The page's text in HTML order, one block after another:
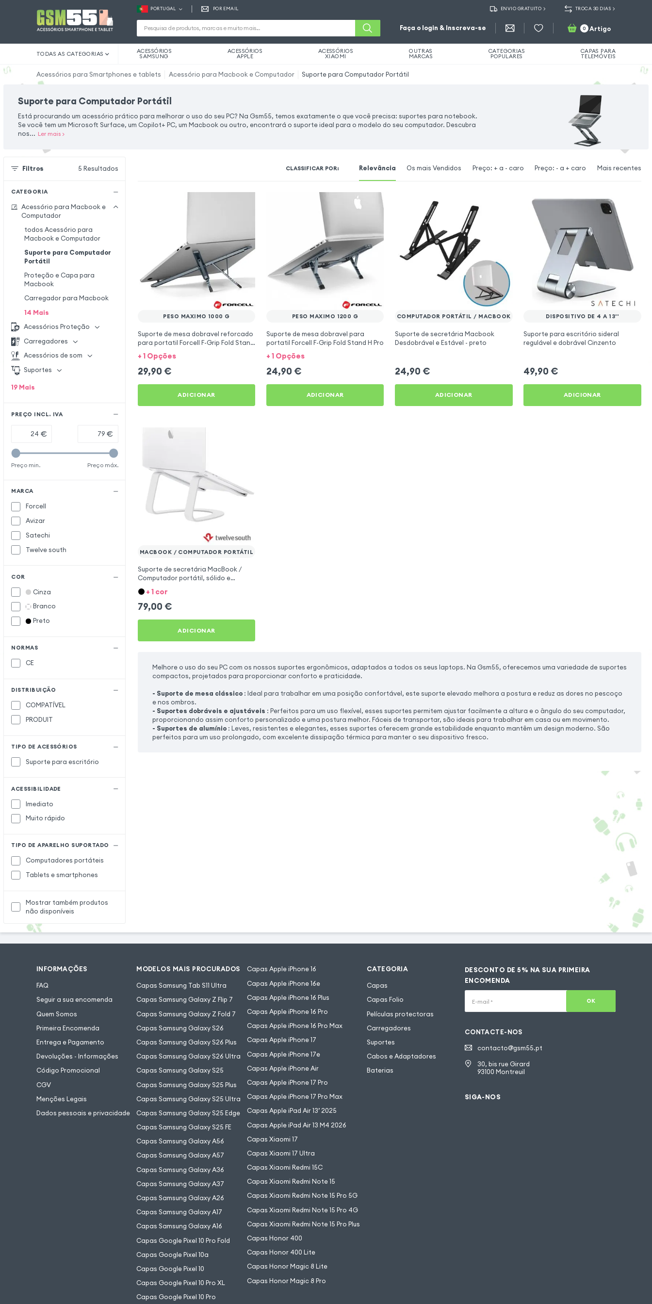
PORTUGAL POR EMAIL ENVIO GRATUITO TROCA 30 DIAS
Faça o login & Inscreva-se 0 Artigo
TODAS AS CATEGORIAS ACESSÓRIOS
SAMSUNG
ACESSÓRIOS
APPLE
ACESSÓRIOS
XIAOMI
OUTRAS
MARCAS
CATEGORIAS
POPULARES
CAPAS PARA
TELEMÓVEIS
Acessórios para Smartphones e tablets Acessório para Macbook e Computador Suporte para Computador Portátil
Suporte para Computador Portátil
Está procurando um acessório prático para melhorar o uso do seu PC? Na Gsm55, temos exatamente o que você precisa: suportes para notebook.
Se você tem um Microsoft Surface, um Copilot+ PC, um Macbook ou outro, encontrará o suporte ideal para o modelo do seu computador. Descubra
nos... Ler mais>
Filtros 5 Resultados
CATEGORIA
Acessório para Macbook e
Computador
todos Acessório para
Macbook e Computador
Suporte para Computador
Portátil
Proteção e Capa para
Macbook
Carregador para Macbook
14 Mais
Acessórios Proteção
Carregadores
Acessórios de som
Suportes
19 Mais
PREÇO INCL. IVA
€ €
Preço min. Preço máx.
MARCA
Forcell
Avizar
Satechi
Twelve south
COR
Cinza
Branco
Preto
NORMAS
CE
DISTRIBUIÇÃO
COMPATÍVEL
PRODUIT
TIPO DE ACESSÓRIOS
Suporte para escritório
ACESSIBILIDADE
Imediato
Muito rápido
TIPO DE APARELHO SUPORTADO
Computadores portáteis
Tablets e smartphones
Mostrar também produtos
não disponíveis
CLASSIFICAR POR: Relevância Os mais Vendidos Preço: + a - caro Preço: - a + caro Mais recentes
PESO MAXIMO 1000 G
Suporte de mesa dobravel reforcado
para portatil Forcell F-Grip Fold Stand
X Pro
+ 1 Opções
29,90 €
ADICIONAR
PESO MAXIMO 1200 G
Suporte de mesa dobravel para
portatil Forcell F-Grip Fold Stand H Pro
+ 1 Opções
24,90 €
ADICIONAR
COMPUTADOR PORTÁTIL / MACBOOK
Suporte de secretária Macbook
Desdobrável e Estável - preto
24,90 €
ADICIONAR
DISPOSITIVO DE 4 A 13''
Suporte para escritório sideral
regulável e dobrável Cinzento
49,90 €
ADICIONAR
MACBOOK / COMPUTADOR PORTÁTIL
Suporte de secretária MacBook /
Computador portátil, sólido e
robusto, Twelve South Curve - Branco
+ 1 cor
79,00 €
ADICIONAR
Melhore o uso do seu PC com os nossos suportes ergonômicos, adaptados a todos os seus laptops. Na Gsm55, oferecemos uma variedade de suportes
compactos, projetados para proporcionar conforto e praticidade.
- Suporte de mesa clássico: Ideal para trabalhar em uma posição confortável, este suporte elevado melhora a postura e reduz as dores no pescoço
e nos ombros.
- Suportes dobráveis e ajustáveis : Perfeitos para um uso flexível, esses suportes permitem ajustar facilmente a altura e o ângulo do seu computador,
proporcionando assim conforto personalizado e uma postura melhor. Fáceis de transportar, são ideais para trabalhar em casa ou em movimento.
- Suportes de alumínio: Leves, resistentes e elegantes, esses suportes oferecem grande estabilidade enquanto mantêm um design moderno. São
perfeitos para um uso prolongado, com excelente dissipação térmica para manter o seu dispositivo fresco.
INFORMAÇÕES
FAQ
Seguir a sua encomenda
Quem Somos
Primeira Encomenda
Entrega e Pagamento
Devoluções - Informações
Código Promocional
CGV
Menções Legais
Dados pessoais e privacidade
MODELOS MAIS PROCURADOS
Capas Samsung Tab S11 Ultra
Capas Samsung Galaxy Z Flip 7
Capas Samsung Galaxy Z Fold 7
Capas Samsung Galaxy S26
Capas Samsung Galaxy S26 Plus
Capas Samsung Galaxy S26 Ultra
Capas Samsung Galaxy S25
Capas Samsung Galaxy S25 Plus
Capas Samsung Galaxy S25 Ultra
Capas Samsung Galaxy S25 Edge
Capas Samsung Galaxy S25 FE
Capas Samsung Galaxy A56
Capas Samsung Galaxy A57
Capas Samsung Galaxy A36
Capas Samsung Galaxy A37
Capas Samsung Galaxy A26
Capas Samsung Galaxy A17
Capas Samsung Galaxy A16
Capas Google Pixel 10 Pro Fold
Capas Google Pixel 10a
Capas Google Pixel 10
Capas Google Pixel 10 Pro XL
Capas Google Pixel 10 Pro
Capas Apple iPhone 16
Capas Apple iPhone 16e
Capas Apple iPhone 16 Plus
Capas Apple iPhone 16 Pro
Capas Apple iPhone 16 Pro Max
Capas Apple iPhone 17
Capas Apple iPhone 17e
Capas Apple iPhone Air
Capas Apple iPhone 17 Pro
Capas Apple iPhone 17 Pro Max
Capas Apple iPad Air 13’ 2025
Capas Apple iPad Air 13 M4 2026
Capas Xiaomi 17
Capas Xiaomi 17 Ultra
Capas Xiaomi Redmi 15C
Capas Xiaomi Redmi Note 15
Capas Xiaomi Redmi Note 15 Pro 5G
Capas Xiaomi Redmi Note 15 Pro 4G
Capas Xiaomi Redmi Note 15 Pro Plus
Capas Honor 400
Capas Honor 400 Lite
Capas Honor Magic 8 Lite
Capas Honor Magic 8 Pro
CATEGORIA
Capas
Capas Folio
Películas protectoras
Carregadores
Suportes
Cabos e Adaptadores
Baterias
DESCONTO DE 5% NA SUA PRIMEIRA
ENCOMENDA
E-mail * OK
CONTACTE-NOS
contacto@gsm55.pt
30, bis rue Girard
93100 Montreuil
SIGA-NOS